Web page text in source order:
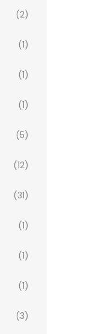
(2)
(1)
(1)
(1)
(5)
(12)
(31)
(1)
(1)
(1)
(3)